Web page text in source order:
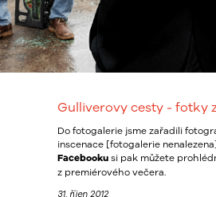
Gulliverovy cesty - fotky
Do fotogalerie jsme zařadili
inscenace [fotogalerie
Facebooku si pak můžete
z premiérového večera.
31. říjen 2012